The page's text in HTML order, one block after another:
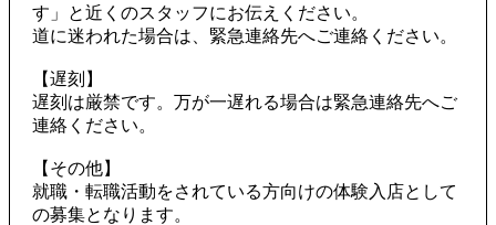
す」と近くのスタッフにお伝えください。
道に迷われた場合は、緊急連絡先へご連絡ください。
【遅刻】
遅刻は厳禁です。万が一遅れる場合は緊急連絡先へご
連絡ください。
【その他】
就職・転職活動をされている方向けの体験入店として
の募集となります。